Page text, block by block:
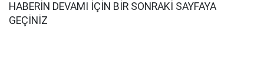
HABERİN DEVAMI İÇİN BİR SONRAKİ SAYFAYA
GEÇİNİZ